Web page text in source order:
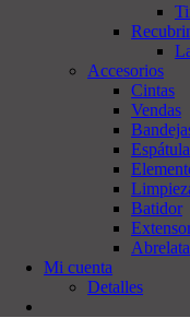
Accesorios
Cintas
Vendas
Batidor
Mi cuenta
Detalles